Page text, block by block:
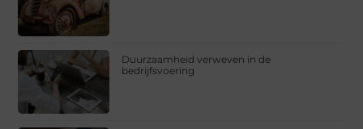
Duurzaamheid verweven in de
bedrijfsvoering